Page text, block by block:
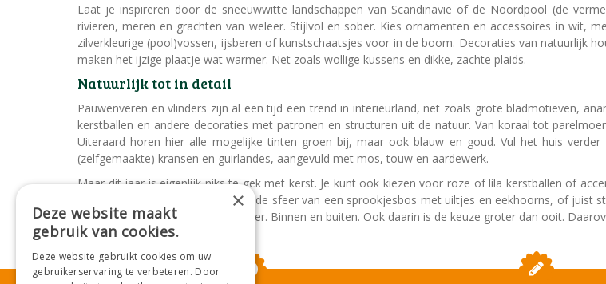
Laat je inspireren door de sneeuwwitte landschappen van Scandinavië of de Noordpool (de
rivieren, meren en grachten van weleer. Stijlvol en sober. Kies ornamenten en accessoires in wit,
zilverkleurige (pool)vossen, ijsberen of kunstschaatsjes voor in de boom. Decoraties van natuurlijk
maken het ijzige plaatje wat warmer. Net zoals wollige kussens en dikke, zachte plaids.
Natuurlijk tot in detail
Pauwenveren en vlinders zijn al een tijd een trend in interieurland, net zoals grote bladmotieven,
kerstballen en andere decoraties met patronen en structuren uit de natuur. Van koraal tot
Uiteraard horen hier alle mogelijke tinten groen bij, maar ook blauw en goud. Vul het huis
(zelfgemaakte) kransen en guirlandes, aangevuld met mos, touw en aardewerk.
Maar dit jaar is eigenlijk niks te gek met kerst. Je kunt ook kiezen voor roze of lila kerstballen of
hamburger of donut tot sushirol), de sfeer van een sprookjesbos met uiltjes en eekhoorns, of juist
meer lampjes en kaarsen, hoe beter. Binnen en buiten. Ook daarin is de keuze groter dan ooit.
×
Deze website maakt
gebruik van cookies.
Deze website gebruikt cookies om uw
gebruikerservaring te verbeteren. Door